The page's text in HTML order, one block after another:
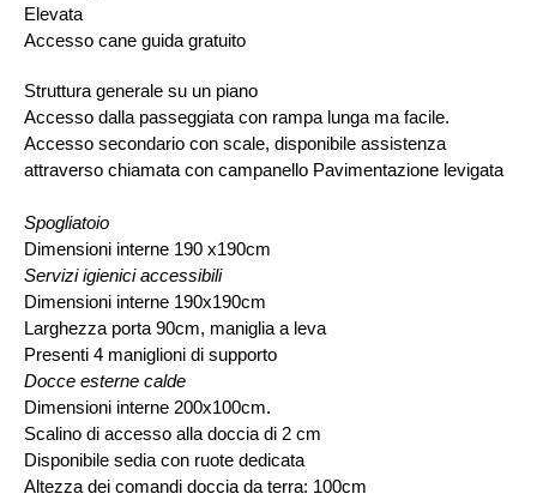
Elevata
Accesso cane guida gratuito
Struttura generale su un piano
Accesso dalla passeggiata con rampa lunga ma facile.
Accesso secondario con scale, disponibile assistenza
attraverso chiamata con campanello Pavimentazione levigata
Spogliatoio
Dimensioni interne 190 x190cm
Servizi igienici accessibili
Dimensioni interne 190x190cm
Larghezza porta 90cm, maniglia a leva
Presenti 4 maniglioni di supporto
Docce esterne calde
Dimensioni interne 200x100cm.
Scalino di accesso alla doccia di 2 cm
Disponibile sedia con ruote dedicata
Altezza dei comandi doccia da terra: 100cm